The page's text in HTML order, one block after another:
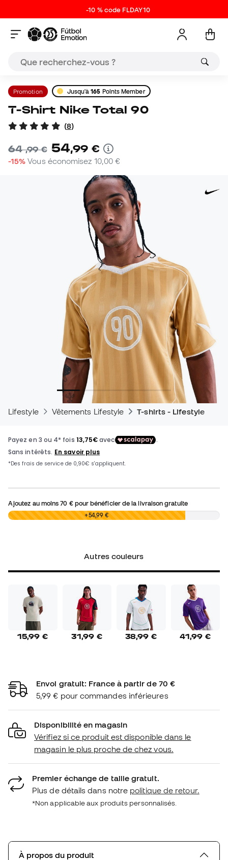
-10 % code FLDAY10
Promotion Jusqu'à165 Points Member
T-Shirt Nike Total 90
(8)
64,99 € 54,99 €
-15% Vous économisez 10,00 €
Lifestyle Vêtements Lifestyle T-shirts - Lifestyle
Ajoutez au moins70 €pour bénéficier de la livraison gratuite
0,00 € +54,99 €
Autres couleurs
15,99 € 31,99 € 38,99 € 41,99 €
Envoi gratuit: France à partir de 70 €
5,99 € pour commandes inférieures
Disponibilité en magasin
Vérifiez si ce produit est disponible dans le
magasin le plus proche de chez vous.
Premier échange de taille gratuit.
Plus de détails dans notre politique de retour.
*Non applicable aux produits personnalisés.
À propos du produit